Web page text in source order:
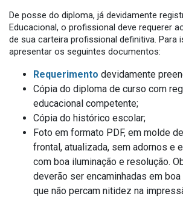
De posse do diploma, já devidamente
Educacional, o profissional deve requerer
de sua carteira profissional definitiva. Para
apresentar os seguintes documentos:
Requerimento devidamente
Cópia do diploma de curso com
educacional competente;
Cópia do histórico escolar;
Foto em formato PDF, em molde
frontal, atualizada, sem adornos e
com boa iluminação e resolução.
deverão ser encaminhadas em
que não percam nitidez na